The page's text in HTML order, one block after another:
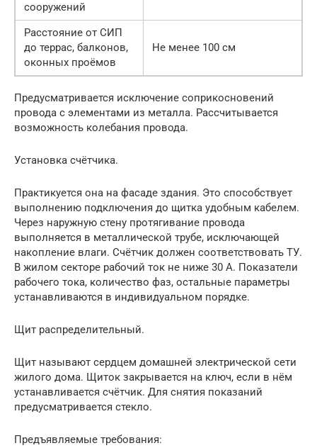
сооружений
Расстояние от СИП
до террас, балконов,
оконных проёмов
Не менее 100 см
Предусматривается исключение соприкосновений
провода с элементами из металла. Рассчитывается
возможность колебания провода.
Установка счётчика.
Практикуется она на фасаде здания. Это способствует
выполнению подключения до щитка удобным кабелем.
Через наружную стену протягивание провода
выполняется в металлической трубе, исключающей
накопление влаги. Счётчик должен соответствовать ТУ.
В жилом секторе рабочий ток не ниже 30 А. Показатели
рабочего тока, количество фаз, остальные параметры
устанавливаются в индивидуальном порядке.
Щит распределительный.
Щит называют сердцем домашней электрической сети
жилого дома. Щиток закрывается на ключ, если в нём
устанавливается счётчик. Для снятия показаний
предусматривается стекло.
Предъявляемые требования: